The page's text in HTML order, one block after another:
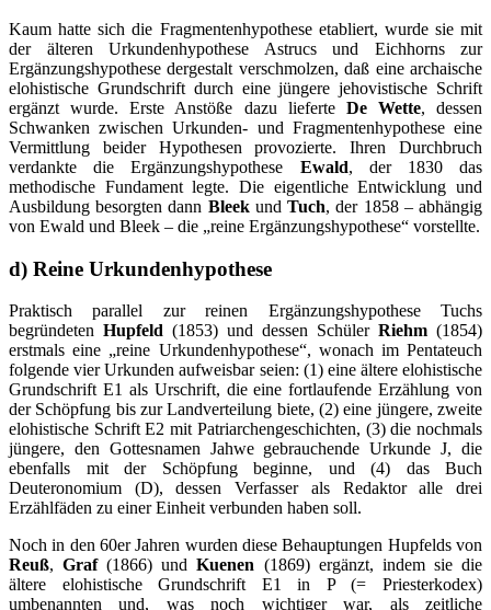
Kaum hatte sich die Fragmentenhypothese etabliert, wurde sie mit
der älteren Urkundenhypothese Astrucs und Eichhorns zur
Ergänzungshypothese dergestalt verschmolzen, daß eine archaische
elohistische Grundschrift durch eine jüngere jehovistische Schrift
ergänzt wurde. Erste Anstöße dazu lieferte De Wette, dessen
Schwanken zwischen Urkunden- und Fragmentenhypothese eine
Vermittlung beider Hypothesen provozierte. Ihren Durchbruch
verdankte die Ergänzungshypothese Ewald, der 1830 das
methodische Fundament legte. Die eigentliche Entwicklung und
Ausbildung besorgten dann BleekundTuch, der 1858 – abhängig
von Ewald und Bleek – die „reine Ergänzungshypothese“ vorstellte.
d) Reine Urkundenhypothese
Praktisch parallel zur reinen Ergänzungshypothese Tuchs
begründeten Hupfeld (1853) und dessen Schüler Riehm (1854)
erstmals eine „reine Urkundenhypothese“, wonach im Pentateuch
folgende vier Urkunden aufweisbar seien: (1) eine ältere elohistische
Grundschrift E1 als Urschrift, die eine fortlaufende Erzählung von
der Schöpfung bis zur Landverteilung biete, (2) eine jüngere, zweite
elohistische Schrift E2 mit Patriarchengeschichten, (3) die nochmals
jüngere, den Gottesnamen Jahwe gebrauchende Urkunde J, die
ebenfalls mit der Schöpfung beginne, und (4) das Buch
Deuteronomium (D), dessen Verfasser als Redaktor alle drei
Erzählfäden zu einer Einheit verbunden haben soll.
Noch in den 60er Jahren wurden diese Behauptungen Hupfelds von
Reuß,Graf(1866) undKuenen (1869) ergänzt, indem sie die
ältere elohistische Grundschrift E1 in P (= Priesterkodex)
umbenannten und, was noch wichtiger war, als zeitliche